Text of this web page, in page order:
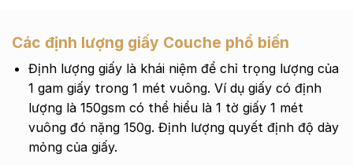
Các định lượng giấy Couche phổ biến
Định lượng giấy là khái niệm để chỉ trọng lượng của
1 gam giấy trong 1 mét vuông. Ví dụ giấy có định
lượng là 150gsm có thể hiểu là 1 tờ giấy 1 mét
vuông đó nặng 150g. Định lượng quyết định độ dày
mỏng của giấy.